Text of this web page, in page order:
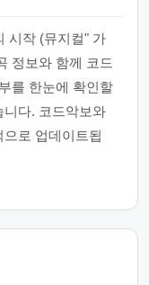
시작 (뮤지컬" 가
정보와 함께 코드
를 한눈에 확인할
니다. 코드악보와
로 업데이트됩